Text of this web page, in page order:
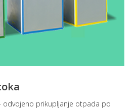
odvojeno prikupljanje otpada po